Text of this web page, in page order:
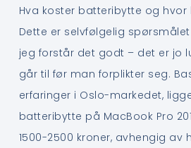
Hva koster batteribytte og
Dette er selvfølgelig
jeg forstår det godt – det er jo
går til før man forplikter seg.
erfaringer i Oslo-markedet,
batteribytte på MacBook Pro
1500-2500 kroner, avhengig av